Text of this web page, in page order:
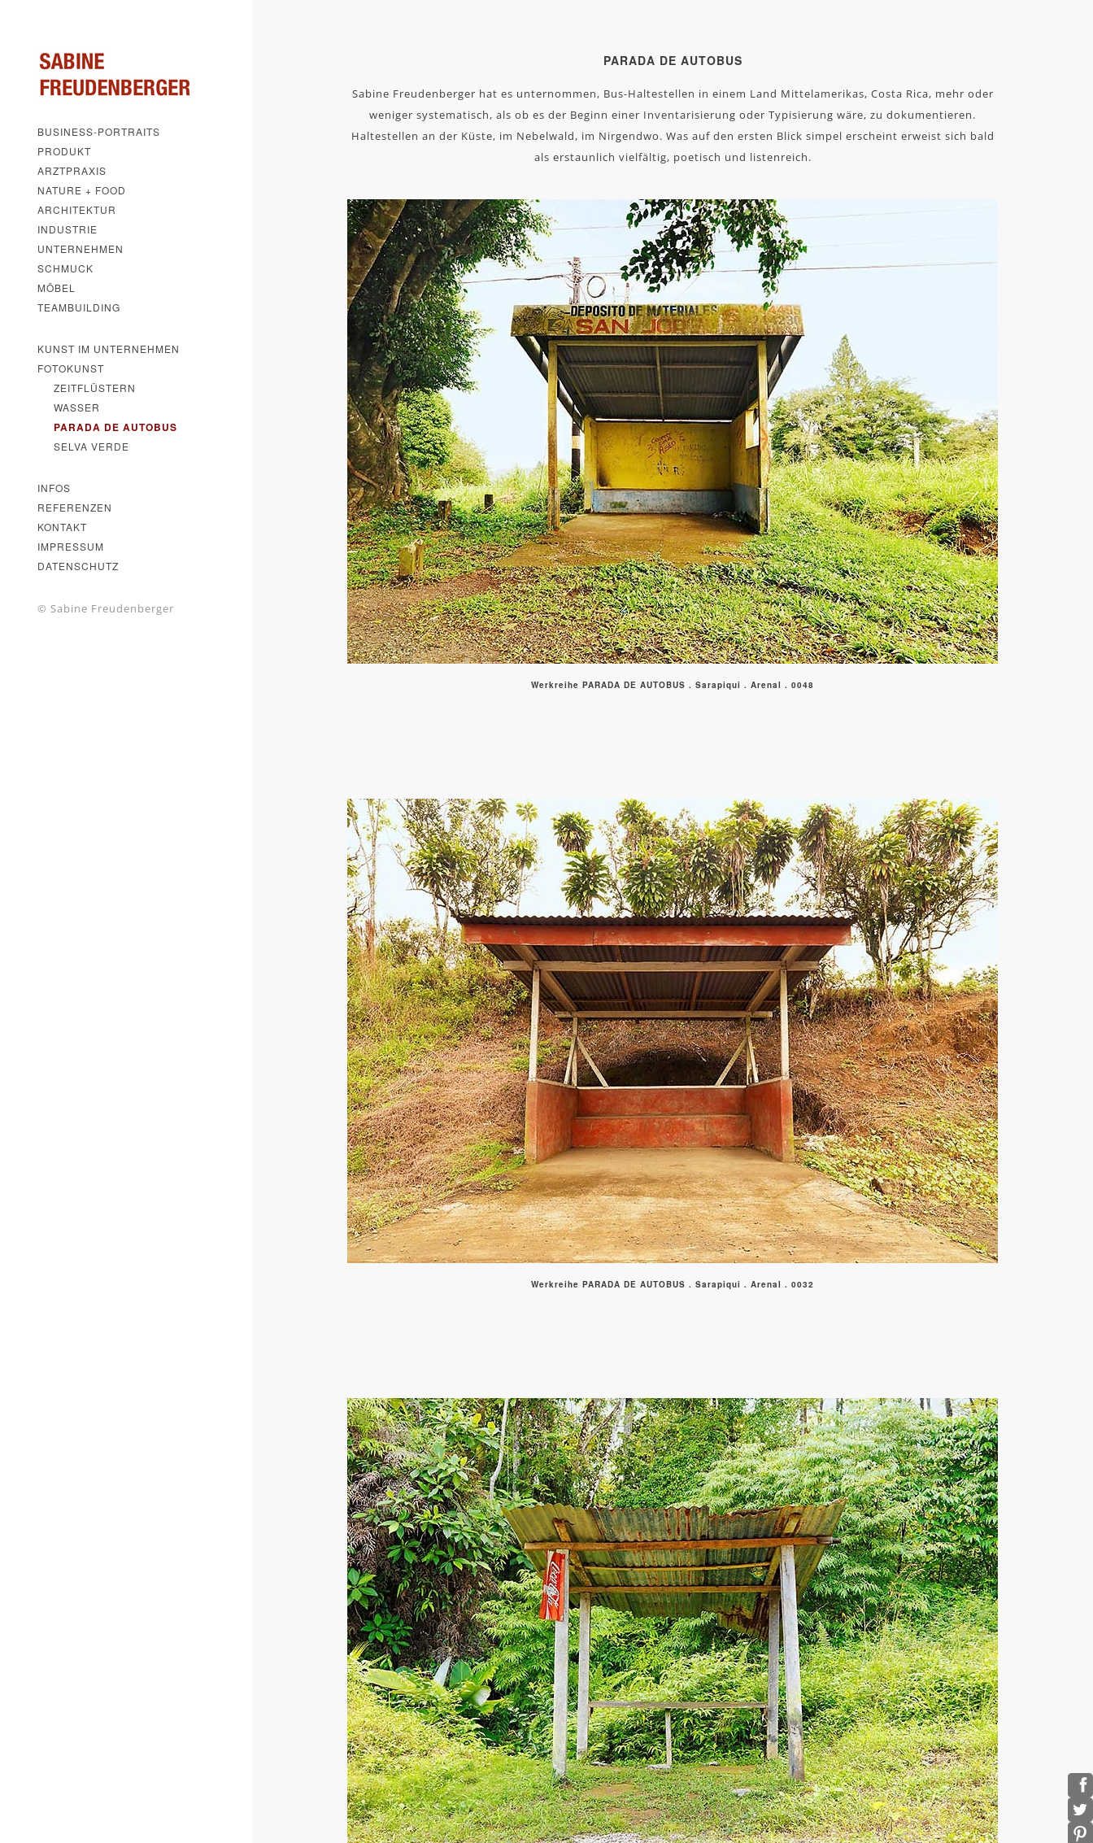
BUSINESS-PORTRAITS
PRODUKT
ARZTPRAXIS
NATURE + FOOD
ARCHITEKTUR
INDUSTRIE
UNTERNEHMEN
SCHMUCK
MÖBEL
TEAMBUILDING
KUNST IM UNTERNEHMEN
FOTOKUNST
ZEITFLÜSTERN
WASSER
PARADA DE AUTOBUS
SELVA VERDE
INFOS
REFERENZEN
KONTAKT
IMPRESSUM
DATENSCHUTZ
© Sabine Freudenberger
PARADA DE AUTOBUS
Sabine Freudenberger hat es unternommen, Bus-Haltestellen in einem Land Mittelamerikas, Costa Rica, mehr oder
weniger systematisch, als ob es der Beginn einer Inventarisierung oder Typisierung wäre, zu dokumentieren.
Haltestellen an der Küste, im Nebelwald, im Nirgendwo. Was auf den ersten Blick simpel erscheint erweist sich bald
als erstaunlich vielfältig, poetisch und listenreich.
Werkreihe PARADA DE AUTOBUS . Sarapiqui . Arenal . 0048
Werkreihe PARADA DE AUTOBUS . Sarapiqui . Arenal . 0032